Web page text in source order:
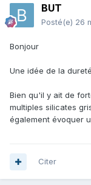
BUT
Posté(e) 26
Bonjour
Une idée de la
Bien qu'il y ait de
multiples silicates
également évoquer
Citer